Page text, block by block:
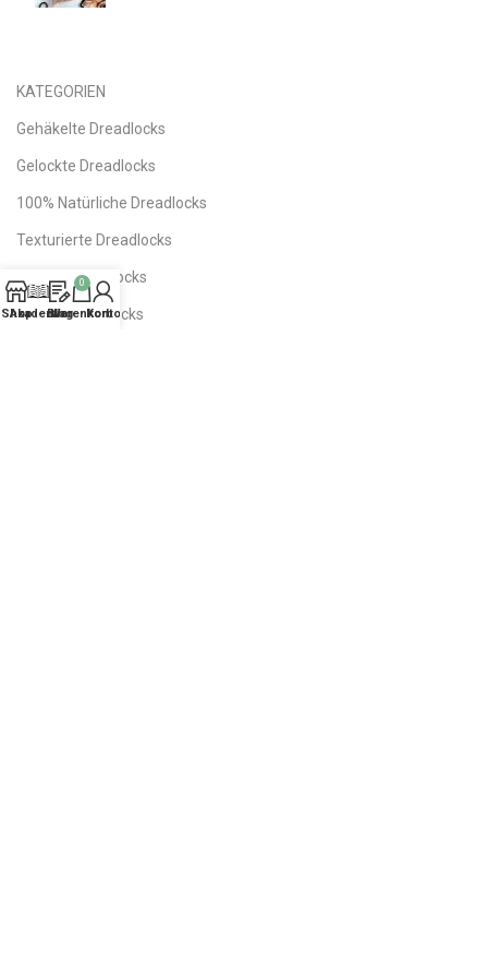
KATEGORIEN
Gehäkelte Dreadlocks
Gelockte Dreadlocks
100% Natürliche Dreadlocks
Texturierte Dreadlocks
Farbige Dreadlocks
Ombre Dreadlocks
Shop
Akademie
Blog
0
Warenkorb
Konto